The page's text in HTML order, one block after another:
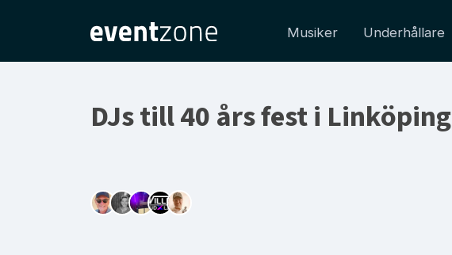
Musiker Underhållare
DJs till 40 års fest i Linköping